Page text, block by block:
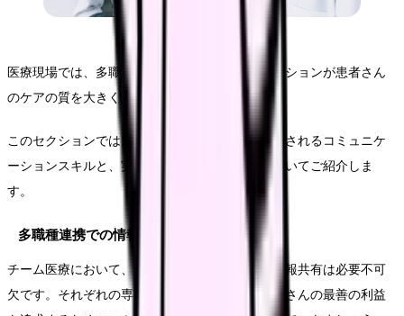
医療現場では、多職種との効果的なコミュニケーションが患者さん
のケアの質を大きく左右します。
このセクションでは、チーム医療において必要とされるコミュニケ
ーションスキルと、実践的な情報共有の方法についてご紹介しま
す。
多職種連携での情報共有
チーム医療において、異なる職種間での円滑な情報共有は必要不可
欠です。それぞれの専門性を活かしながら、患者さんの最善の利益